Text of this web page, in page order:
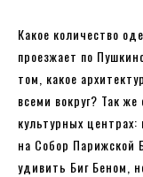
Какое количество
проезжает по
том, какое
всеми вокруг? Так
культурных
на Собор Парижской
удивить Биг Беном,